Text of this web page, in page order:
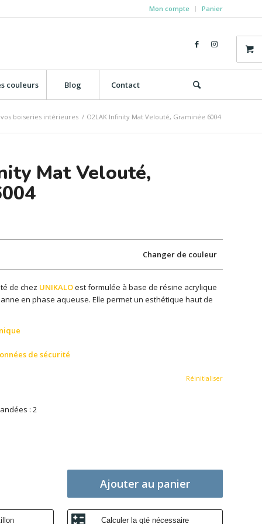
Mon compte Panier
couleurs Blog Contact
boiseries intérieures / O2LAK Infinity Mat Velouté, Graminée 6004
Mat Velouté,
Changer de couleur
de chez UNIKALOest formulée à base de résine acrylique
en phase aqueuse. Elle permet un esthétique haut de
de sécurité
Réinitialiser
: 2
Ajouter au panier
Calculer la qté nécessaire